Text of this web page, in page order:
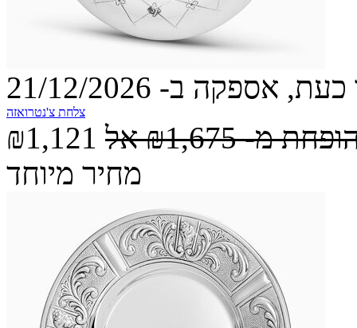
אספקה ב- 21/12/2026
צלחת צ'נטרואזה
₪1,121 מ-₪1,675 אל
מחיר מיוחד